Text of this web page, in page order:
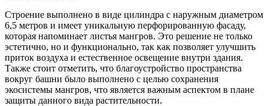
Строение выполнено в виде цилиндра с наружным диаметром
6,5 метров и имеет уникальную перфорированную фасаду,
которая напоминает листья мангров. Это решение не только
эстетично, но и функционально, так как позволяет улучшить
приток воздуха и естественное освещение внутри здания.
Также стоит отметить, что благоустройство пространства
вокруг башни было выполнено с целью сохранения
экосистемы мангров, что является важным аспектом в плане
защиты данного вида растительности.